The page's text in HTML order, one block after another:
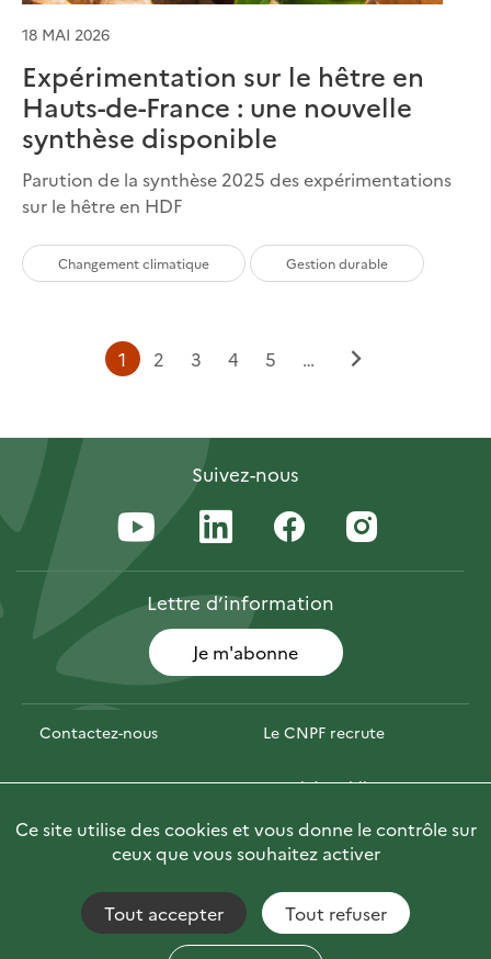
18 MAI 2026
Expérimentation sur le hêtre en
Hauts-de-France : une nouvelle
synthèse disponible
Parution de la synthèse 2025 des expérimentations
sur le hêtre en HDF
Changement climatique Gestion durable
Page
courante
1 Page
2 Page
3 Page
4 Page
5 …
Page
Suivez-nous
Lettred’information
Je m'abonne
Contactez-nous Le CNPF recrute
Espace presse Marchés publics
Photofor Briefly in English
Accessibilité : non conforme
Fils RSS
Ce site utilise des cookies et vous donne le contrôle sur
ceux que vous souhaitez activer
Tout accepter Tout refuser